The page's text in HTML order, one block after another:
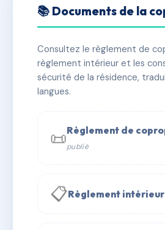
SDC LE CHARCOT
Bains
✓ Immatriculée 🏠 45 lots
✉ Email
📚 Documents de la
Consultez le règlement de
règlement intérieur et les
sécurité de la résidence,
langues.
📜Règlement de
publié
📋Règlement intérieur